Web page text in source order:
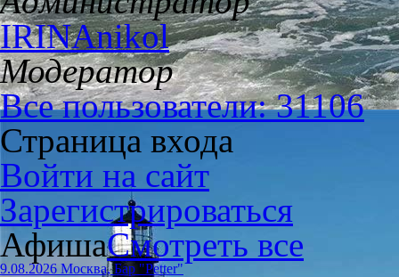
IRINAnikol
Модератор
Все пользователи: 31106
Страница входа
Войти на сайт
Зарегистрироваться
АфишаСмотреть все
9.08.2026 Москва, Бар "Petter"